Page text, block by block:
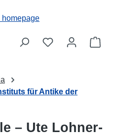
für Antike der
– Ute Lohner-